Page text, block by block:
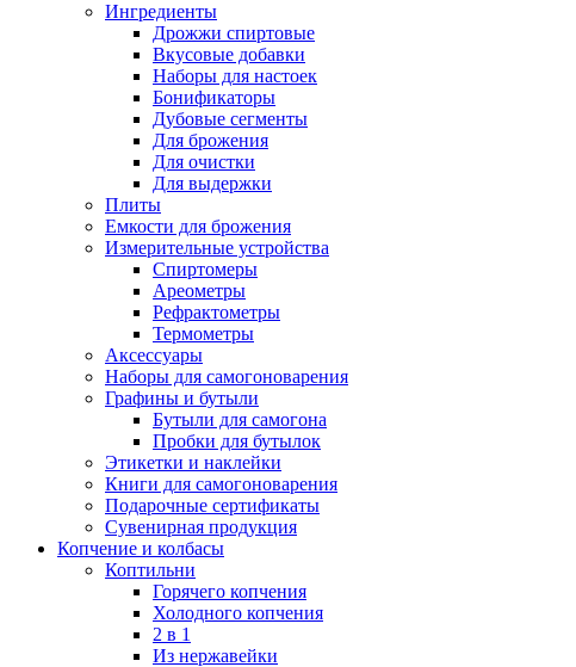
Ингредиенты
Дрожжи спиртовые
Вкусовые добавки
Наборы для настоек
Бонификаторы
Дубовые сегменты
Для брожения
Для очистки
Для выдержки
Плиты
Емкости для брожения
Измерительные устройства
Спиртомеры
Ареометры
Рефрактометры
Термометры
Аксессуары
Наборы для самогоноварения
Графины и бутыли
Бутыли для самогона
Пробки для бутылок
Этикетки и наклейки
Книги для самогоноварения
Подарочные сертификаты
Сувенирная продукция
Копчение и колбасы
Коптильни
Горячего копчения
Холодного копчения
2 в 1
Из нержавейки